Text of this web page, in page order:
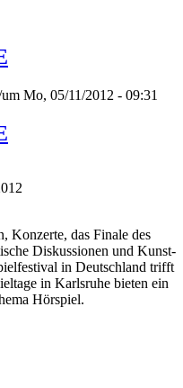
Mo, 05/11/2012 - 09:31
Konzerte, das Finale des
Diskussionen und Kunst-
in Deutschland trifft
in Karlsruhe bieten ein
Hörspiel.